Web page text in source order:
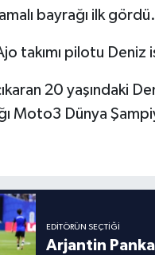
bayrağı ilk gördü.
takımı pilotu Deniz
20 yaşındaki
Moto3 Dünya
EDITÖRÜN SEÇTIĞI
Arjantin